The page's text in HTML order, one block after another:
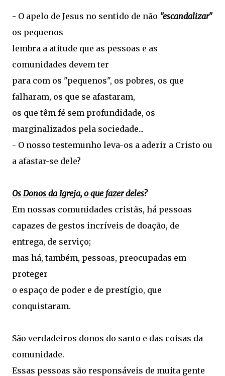
- O apelo de Jesus no sentido de não "escandalizar"
os pequenos
lembra a atitude que as pessoas e as
comunidades devem ter
para com os "pequenos", os pobres, os que
falharam, os que se afastaram,
os que têm fé sem profundidade, os
marginalizados pela sociedade...
- O nosso testemunho leva-os a aderir a Cristo ou
a afastar-se dele?
Os Donos da Igreja, o que fazer deles?
Em nossas comunidades cristãs, há pessoas
capazes de gestos incríveis de doação, de
entrega, de serviço;
mas há, também, pessoas, preocupadas em
proteger
o espaço de poder e de prestígio, que
conquistaram.
São verdadeiros donos do santo e das coisas da
comunidade.
Essas pessoas são responsáveis de muita gente